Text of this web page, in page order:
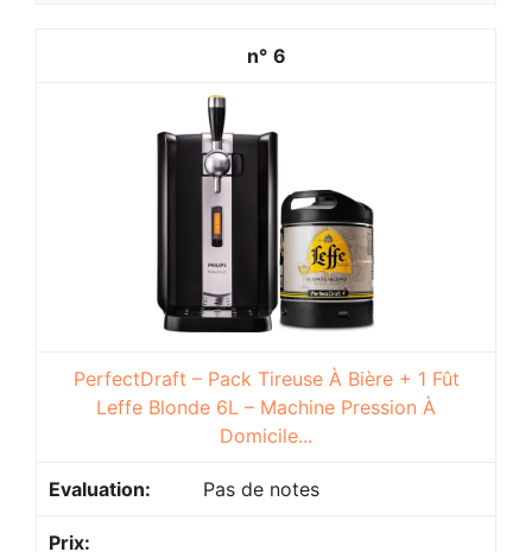
6
PerfectDraft – Pack Tireuse À Bière + 1 Fût
Leffe Blonde 6L – Machine Pression À
Domicile...
Pas de notes